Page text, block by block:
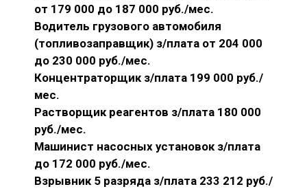
от 179 000 до 187 000 руб./мес.
Водитель грузового автомобиля
(топливозаправщик) з/плата от 204 000
до 230 000 руб./мес.
Концентраторщик з/плата 199 000 руб./
мес.
Растворщик реагентов з/плата 180 000
руб./мес.
Машинист насосных установок з/плата
до 172 000 руб./мес.
Взрывник 5 разряда з/плата 233 212 руб./